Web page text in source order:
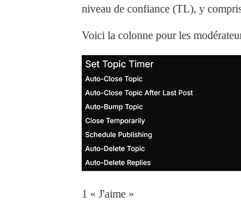
niveau de confiance (TL), y
Voici la colonne pour les
1 « J'aime »